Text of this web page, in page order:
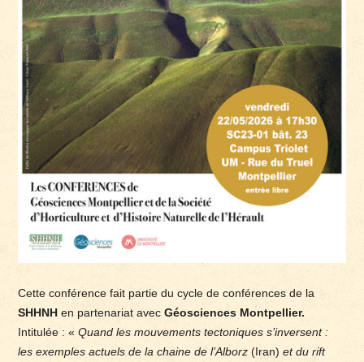
Cette conférence fait partie du cycle de conférences de la
SHHNH en partenariat avecGéosciences Montpellier.
Intitulée : « Quand les mouvements tectoniques s’inversent :
les exemples actuels de la chaine de l’Alborz (Iran)et du rift